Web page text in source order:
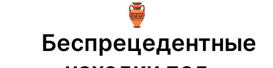
🏺
Беспрецедентные